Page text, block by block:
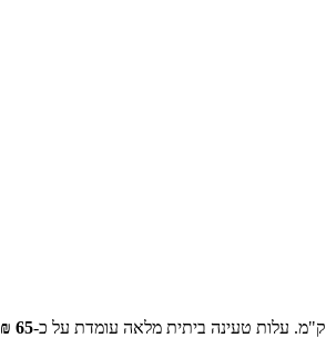
ק"מ. עלות טעינה ביתית מלאה עומדת על כ-65
₪